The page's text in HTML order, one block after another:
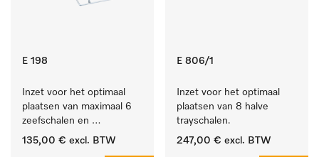
E 198
Inzet voor het optimaal
plaatsen van maximaal 6
zeefschalen en
nierbekkens.
135,00 € excl. BTW
E 806/1
Inzet voor het optimaal
plaatsen van 8 halve
trayschalen.
247,00 € excl. BTW